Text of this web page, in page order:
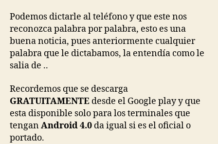
Podemos dictarle al teléfono y que este nos
reconozca palabra por palabra, esto es una
buena noticia, pues anteriormente cualquier
palabra que le dictabamos, la entendía como le
salia de ..
Recordemos que se descarga
GRATUITAMENTE desde el Google play y que
esta disponible solo para los terminales que
tenganAndroid 4.0 da igual si es el oficial o
portado.